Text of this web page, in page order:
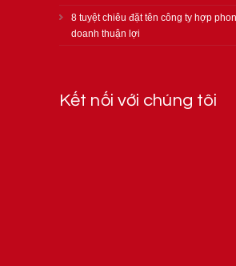
8 tuyệt chiêu đặt tên công ty hợp
doanh thuận lợi
Kết nối với chúng tôi